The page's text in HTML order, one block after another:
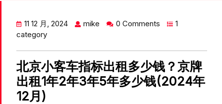
11 12 月, 2024 mike 0 Comments
1
category
北京小客车指标出租多少钱？京牌
出租1年2年3年5年多少钱(2024年
12月)